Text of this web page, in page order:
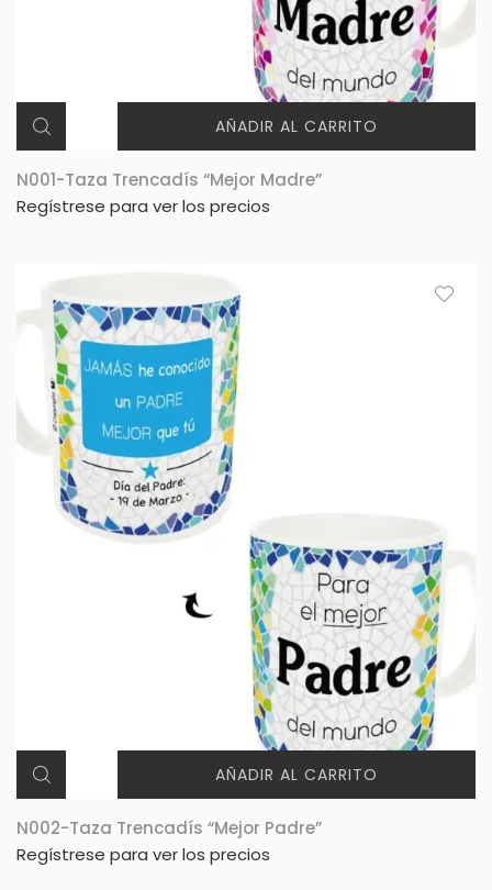
AÑADIR AL CARRITO
N001-Taza Trencadís “Mejor Madre”
Regístrese para ver los precios
AÑADIR AL CARRITO
N002-Taza Trencadís “Mejor Padre”
Regístrese para ver los precios